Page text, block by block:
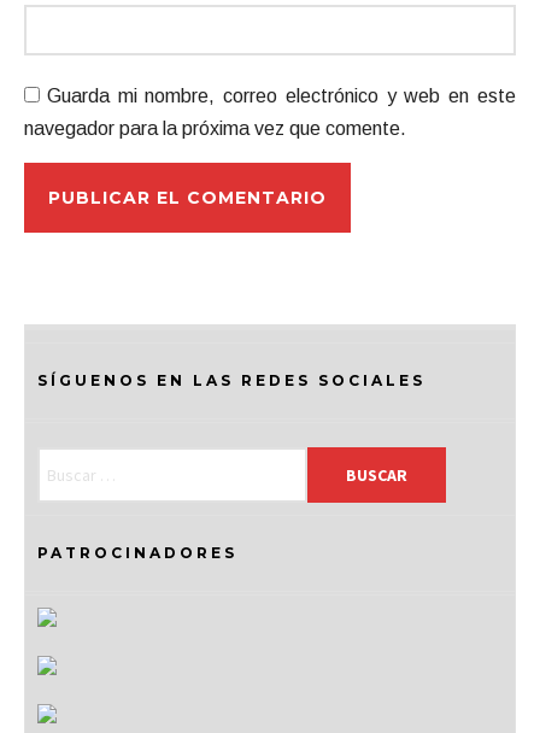
Guarda mi nombre, correo electrónico y web en este
navegador para la próxima vez que comente.
SÍGUENOS EN LAS REDES SOCIALES
PATROCINADORES